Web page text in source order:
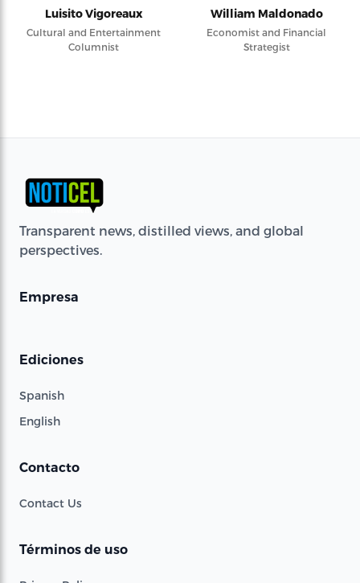
Luisito Vigoreaux
Cultural and Entertainment
Columnist
William Maldonado
Economist and Financial
Strategist
Transparent news, distilled views, and global
perspectives.
Empresa
Ediciones
Spanish
English
Contacto
Contact Us
Términos de uso